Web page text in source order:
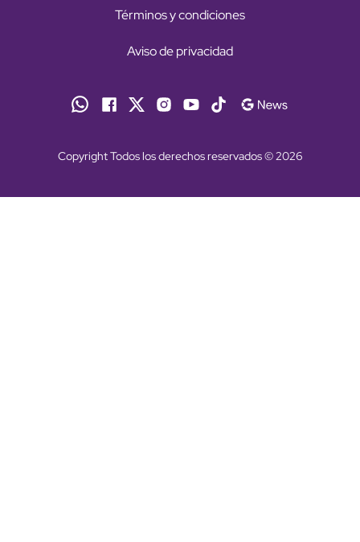
Términos y condiciones
Aviso de privacidad
Copyright Todos los derechos reservados © 2026